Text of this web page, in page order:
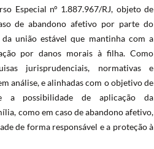
Especial n° 1.887.967/RJ, objeto de
de abandono afetivo por parte do
união estável que mantinha com a
por danos morais à filha. Como
jurisprudenciais, normativas e
análise, e alinhadas com o objetivo de
a possibilidade de aplicação da
como em caso de abandono afetivo,
de forma responsável e a proteção à